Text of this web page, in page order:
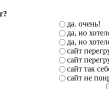
да. очень!
да, но
да, но
сайт
сайт
сайт так
сайт не